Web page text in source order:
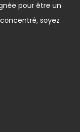
pour être un
soyez